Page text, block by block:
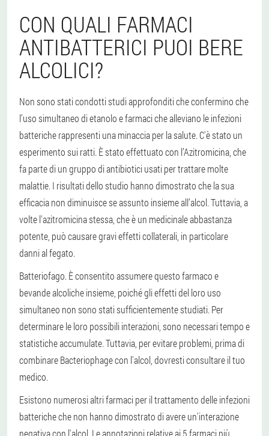
CON QUALI FARMACI
ANTIBATTERICI PUOI BERE
ALCOLICI?
Non sono stati condotti studi approfonditi che confermino che
l’uso simultaneo di etanolo e farmaci che alleviano le infezioni
batteriche rappresenti una minaccia per la salute. C'è stato un
esperimento sui ratti. È stato effettuato con l’Azitromicina, che
fa parte di un gruppo di antibiotici usati per trattare molte
malattie. I risultati dello studio hanno dimostrato che la sua
efficacia non diminuisce se assunto insieme all’alcol. Tuttavia, a
volte l'azitromicina stessa, che è un medicinale abbastanza
potente, può causare gravi effetti collaterali, in particolare
danni al fegato.
Batteriofago. È consentito assumere questo farmaco e
bevande alcoliche insieme, poiché gli effetti del loro uso
simultaneo non sono stati sufficientemente studiati. Per
determinare le loro possibili interazioni, sono necessari tempo e
statistiche accumulate. Tuttavia, per evitare problemi, prima di
combinare Bacteriophage con l'alcol, dovresti consultare il tuo
medico.
Esistono numerosi altri farmaci per il trattamento delle infezioni
batteriche che non hanno dimostrato di avere un'interazione
negativa con l'alcol. Le annotazioni relative ai 5 farmaci più